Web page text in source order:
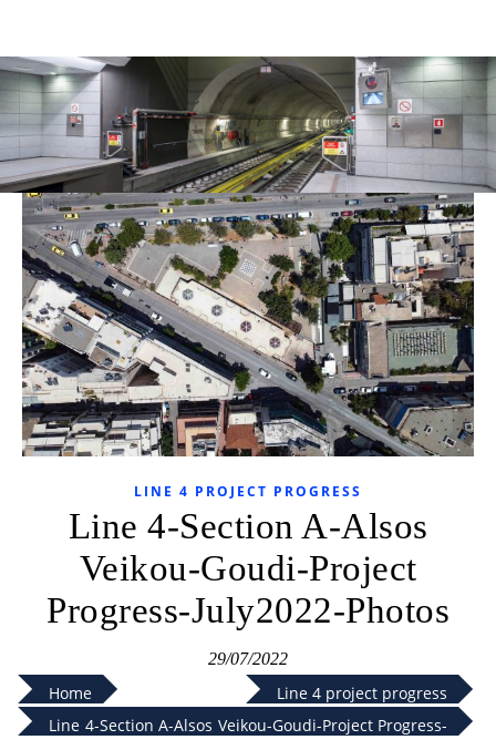
Home
Line 4 project progress
Line 4-Section A-Alsos Veikou-Goudi-Project Progress-
LINE 4 PROJECT PROGRESS
Line 4-Section A-Alsos
Veikou-Goudi-Project
Progress-July2022-Photos
29/07/2022